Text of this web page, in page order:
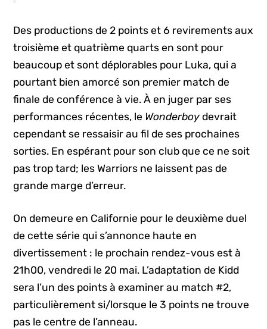
Des productions de 2 points et 6 revirements aux
troisième et quatrième quarts en sont pour
beaucoup et sont déplorables pour Luka, qui a
pourtant bien amorcé son premier match de
finale de conférence à vie. À en juger par ses
performances récentes, le Wonderboydevrait
cependant se ressaisir au fil de ses prochaines
sorties. En espérant pour son club que ce ne soit
pas trop tard; les Warriors ne laissent pas de
grande marge d’erreur.
On demeure en Californie pour le deuxième duel
de cette série qui s’annonce haute en
divertissement : le prochain rendez-vous est à
21h00, vendredi le 20 mai. L’adaptation de Kidd
sera l’un des points à examiner au match #2,
particulièrement si/lorsque le 3 points ne trouve
pas le centre de l’anneau.